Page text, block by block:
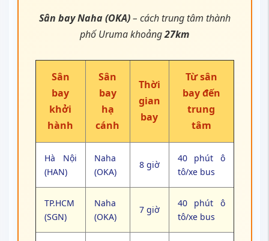
Sân bay Naha (OKA)– cách trung tâm thành
phố Uruma khoảng27km
Sân
bay
khởi
hành
Sân
bay
hạ
cánh
Thời
gian
bay
Từ sân
bay đến
trung
tâm
Hà Nội
(HAN)
Naha
(OKA)
8 giờ
40 phút ô
tô/xe bus
TP.HCM
(SGN)
Naha
(OKA)
7 giờ
40 phút ô
tô/xe bus